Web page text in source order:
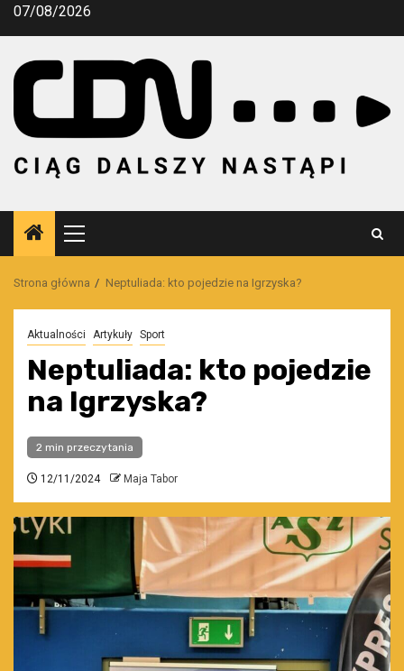
Przejdź
07/08/2026
Menu
główne
Strona główna Neptuliada: kto pojedzie na Igrzyska?
Aktualności Artykuły Sport
Neptuliada: kto pojedzie
na Igrzyska?
2 min przeczytania
12/11/2024 Maja Tabor